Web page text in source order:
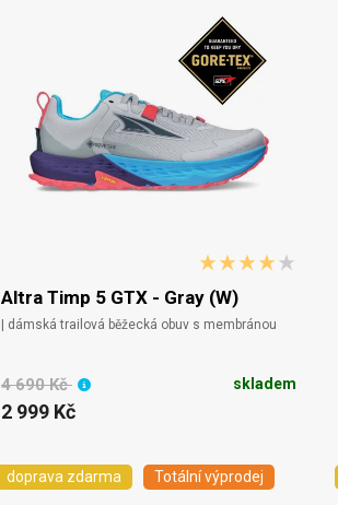
Altra Timp 5 GTX - Gray (W)
| dámská trailová běžecká obuv s membránou
4 690 Kč
2 999 Kč
skladem
doprava zdarma Totální výprodej